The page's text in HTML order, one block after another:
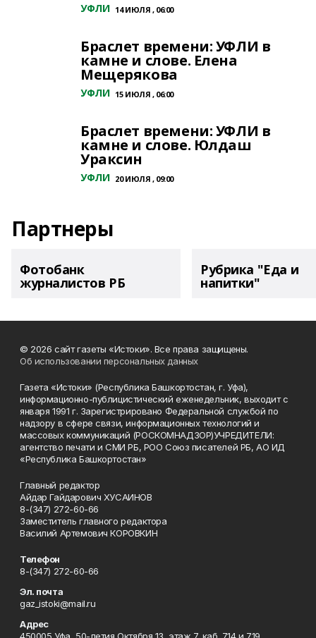
УФЛИ 14 ИЮЛЯ , 06:00
Браслет времени: УФЛИ в
камне и слове. Елена
Мещерякова
УФЛИ 15 ИЮЛЯ , 06:00
Браслет времени: УФЛИ в
камне и слове. Юлдаш
Ураксин
УФЛИ 20 ИЮЛЯ , 09:00
Партнеры
Фотобанк
журналистов РБ
Рубрика "Еда и
напитки"
© 2026 сайт газеты «Истоки». Все права защищены.
Об использовании персональных данных
Газета «Истоки» (Республика Башкортостан, г. Уфа),
информационно-публицистический еженедельник, выходит с
января 1991 г. Зарегистрировано Федеральной службой по
надзору в сфере связи, информационных технологий и
массовых коммуникаций (РОСКОМНАДЗОР)УЧРЕДИТЕЛИ:
агентство печати и СМИ РБ, РОО Союз писателей РБ, АО ИД
«Республика Башкортостан»
Главный редактор
Айдар Гайдарович ХУСАИНОВ
8-(347) 272-60-66
Заместитель главного редактора
Василий Артемович КОРОВКИН
Телефон
8-(347) 272-60-66
Эл. почта
gaz_istoki@mail.ru
Адрес